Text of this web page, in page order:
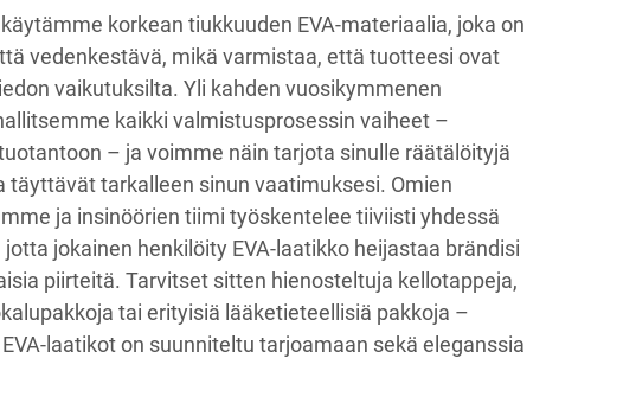
korkean tiukkuuden EVA-materiaalia, joka on
vedenkestävä, mikä varmistaa, että tuotteesi ovat
vaikutuksilta. Yli kahden vuosikymmenen
kaikki valmistusprosessin vaiheet –
– ja voimme näin tarjota sinulle räätälöityjä
täyttävät tarkalleen sinun vaatimuksesi. Omien
ja insinöörien tiimi työskentelee tiiviisti yhdessä
jotta jokainen henkilöity EVA-laatikko heijastaa brändisi
piirteitä. Tarvitset sitten hienosteltuja kellotappeja,
tai erityisiä lääketieteellisiä pakkoja –
laatikot on suunniteltu tarjoamaan sekä eleganssia